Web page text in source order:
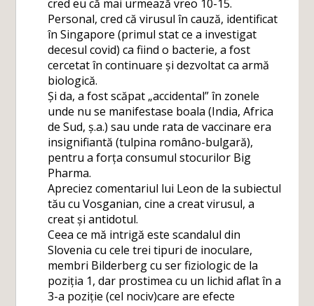
cred eu că mai urmează vreo 10-15.
Personal, cred că virusul în cauză, identificat
în Singapore (primul stat ce a investigat
decesul covid) ca fiind o bacterie, a fost
cercetat în continuare și dezvoltat ca armă
biologică.
Și da, a fost scăpat „accidental” în zonele
unde nu se manifestase boala (India, Africa
de Sud, ș.a.) sau unde rata de vaccinare era
insignifiantă (tulpina româno-bulgară),
pentru a forța consumul stocurilor Big
Pharma.
Apreciez comentariul lui Leon de la subiectul
tău cu Vosganian, cine a creat virusul, a
creat și antidotul.
Ceea ce mă intrigă este scandalul din
Slovenia cu cele trei tipuri de inoculare,
membri Bilderberg cu ser fiziologic de la
poziția 1, dar prostimea cu un lichid aflat în a
3-a poziție (cel nociv)care are efecte